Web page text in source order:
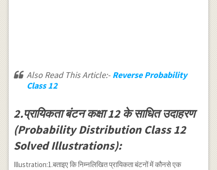
Also Read This Article:- Reverse Probability
Class 12
2.प्रायिकता बंटन कक्षा 12 के साधित उदाहरण
(Probability Distribution Class 12
Solved Illustrations):
Illustration:1.बताइए कि निम्नलिखित प्रायिकता बंटनों में कौनसे एक